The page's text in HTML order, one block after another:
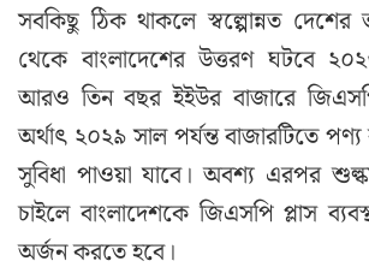
সবকিছু ঠিক থাকলে স্বল্পোন্নত দেশের
থেকে বাংলাদেশের উত্তরণ ঘটবে
আরও তিন বছর ইইউর বাজারে
অর্থাৎ ২০২৯ সাল পর্যন্ত বাজারটিতে পণ্য
সুবিধা পাওয়া যাবে। অবশ্য এরপর
চাইলে বাংলাদেশকে জিএসপি প্লাস
অর্জন করতে হবে।